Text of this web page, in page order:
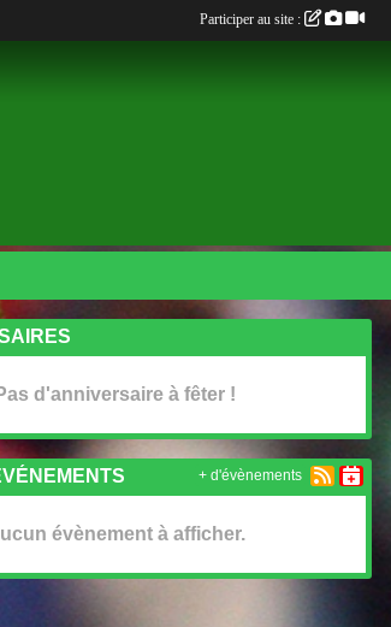
d'anniversaire à fêter !
évènement à afficher.
+ d'évènements
Participer au site :